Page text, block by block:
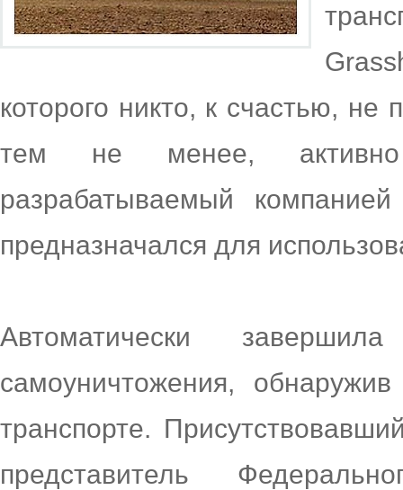
которого никто, к счастью,
тем не менее,
разрабатываемый
предназначался для
Автоматически
самоуничтожения,
транспорте.
представитель